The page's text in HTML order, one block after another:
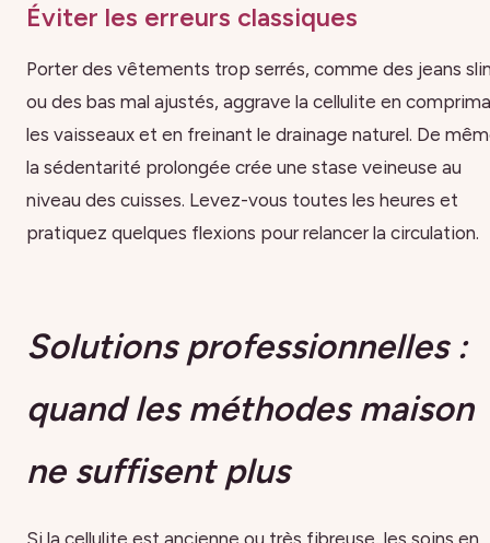
Éviter les erreurs classiques
Porter des vêtements trop serrés, comme des jeans
ou des bas mal ajustés, aggrave la cellulite en
les vaisseaux et en freinant le drainage naturel. De
la sédentarité prolongée crée une stase veineuse au
niveau des cuisses. Levez-vous toutes les heures et
pratiquez quelques flexions pour relancer la circulation.
Solutions professionnelles :
quand les méthodes maison
ne suffisent plus
Si la cellulite est ancienne ou très fibreuse, les soins en